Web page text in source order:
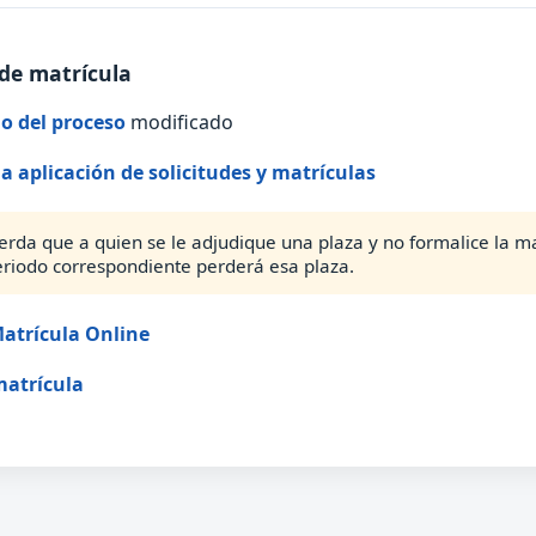
matrícula
del proceso modificado
aplicación de solicitudes y matrículas
que a quien se le adjudique una plaza y no formalice la
correspondiente perderá esa plaza.
Online